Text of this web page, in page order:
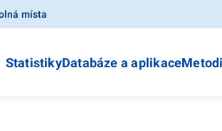
místa
StatistikyDatabáze a aplikace